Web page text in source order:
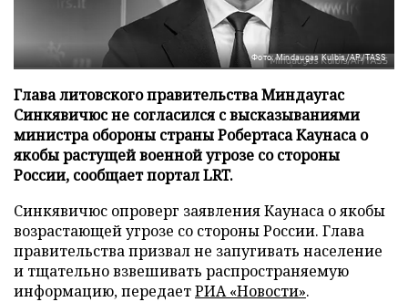
Фото: Mindaugas Kulbis/AP/TASS
Глава литовского правительства Миндаугас
Синкявичюс не согласился с высказываниями
министра обороны страны Робертаса Каунаса о
якобы растущей военной угрозе со стороны
России, сообщает портал LRT.
Синкявичюс опроверг заявления Каунаса о якобы
возрастающей угрозе со стороны России. Глава
правительства призвал не запугивать население
и тщательно взвешивать распространяемую
информацию, передаетРИА «Новости».